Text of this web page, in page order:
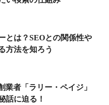
とは？SEOとの関係性や
方法を知ろう
業者「ラリー・ペイジ」
話に迫る！